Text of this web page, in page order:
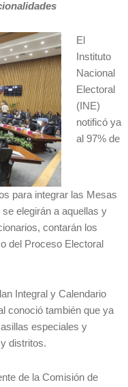
El
Instituto
Nacional
Electoral
(INE)
notificó ya
al 97% de
para integrar las Mesas
elegirán a aquellas y
contarán los
del Proceso Electoral
Integral y Calendario
conoció también que ya
especiales y
distritos.
de la Comisión de